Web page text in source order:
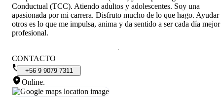
Conductual (TCC). Atiendo adultos y adolescentes. Soy una
apasionada por mi carrera. Disfruto mucho de lo que hago. Ayudar
otros es lo que me impulsa, anima y da sentido a ser cada día mejor
profesional.
CONTACTO
+56 9 9079 7311
Online.